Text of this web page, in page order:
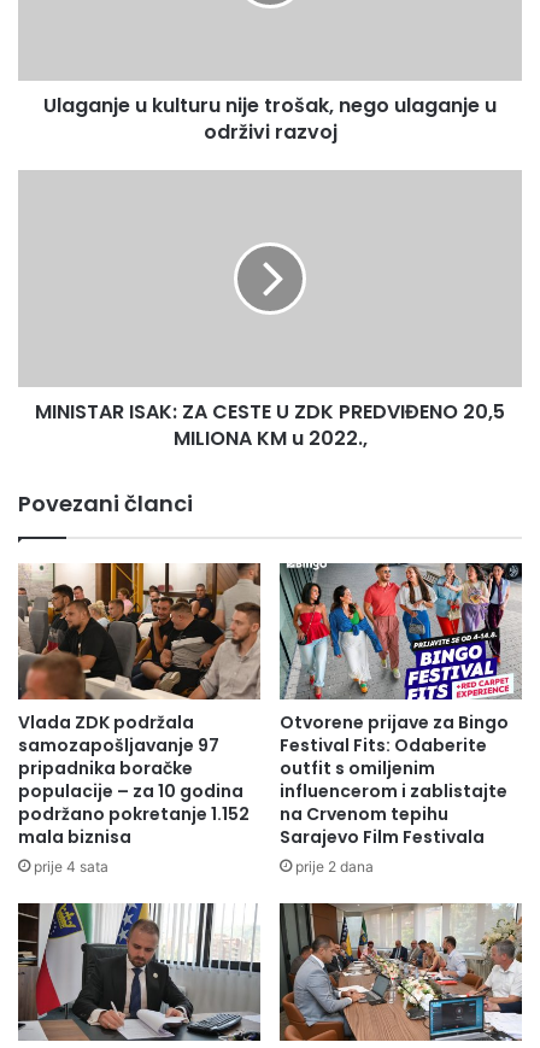
održivi
razvojUlaganje u kulturu nije trošak, nego ulaganje u
održivi razvoj
MILIONA
KMMINISTAR ISAK: ZA CESTE U ZDK PREDVIĐENO 20,5
MILIONA KM u 2022.,
Povezani članci
Vlada ZDK podržala
samozapošljavanje 97
pripadnika boračke
populacije – za 10 godina
podržano pokretanje 1.152
mala biznisa
prije 4 sata
Otvorene prijave za Bingo
Festival Fits: Odaberite
outfit s omiljenim
influencerom i zablistajte
na Crvenom tepihu
Sarajevo Film Festivala
prije 2 dana